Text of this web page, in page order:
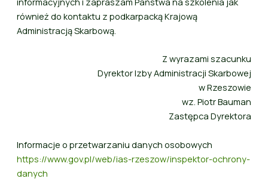
również do kontaktu z podkarpacką Krajową
Administracją Skarbową.
Z wyrazami szacunku
Dyrektor Izby Administracji Skarbowej
w Rzeszowie
wz. Piotr Bauman
Zastępca Dyrektora
Informacje o przetwarzaniu danych osobowych
https://www.gov.pl/web/ias-rzeszow/inspektor-ochrony-
danych